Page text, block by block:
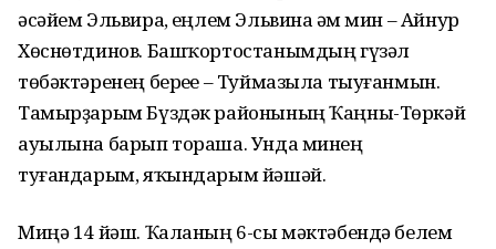
әсәйем Эльвира, һеңлем Эльвина һәм мин – Айнур
Хөснөтдинов. Башҡортостанымдың гүзәл
төбәктәренең береһе – Туймазыла тыуғанмын.
Тамырҙарым Бүздәк районының Ҡаңны-Төркәй
ауылына барып тораша. Унда минең
туғандарым, яҡындарым йәшәй.
Миңә 14 йәш. Ҡаланың 6-сы мәктәбендә белем